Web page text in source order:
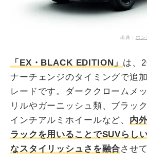
出典： ホン
「EX・BLACK EDITION」 は、
ナーチェンジのタイミングで追
レードです。ダーククロームメ
リルやガーニッシュ類、ブラッ
インチアルミホイールなど、 内
ラックを用いることでSUVらし
なスタイリッシュさを融合させ